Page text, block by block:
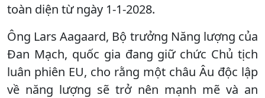
toàn diện từ ngày 1-1-2028.
Ông Lars Aagaard, Bộ trưởng Năng lượng của
Đan Mạch, quốc gia đang giữ chức Chủ tịch
luân phiên EU, cho rằng một châu Âu độc lập
về năng lượng sẽ trở nên mạnh mẽ và an